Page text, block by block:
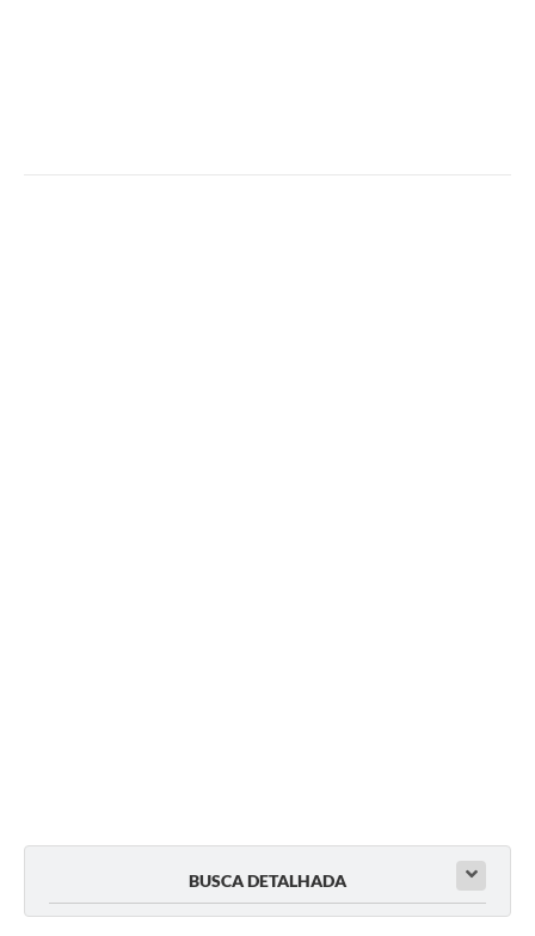
BUSCA DETALHADA